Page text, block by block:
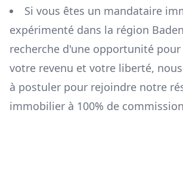
Si vous êtes un mandataire
expérimenté dans la région
recherche d'une opportunité
votre revenu et votre liberté,
à postuler pour rejoindre notre
immobilier à 100% de